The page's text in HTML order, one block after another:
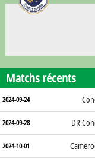
Matchs récents
2024-09-24
2024-09-28 DR
2024-10-01